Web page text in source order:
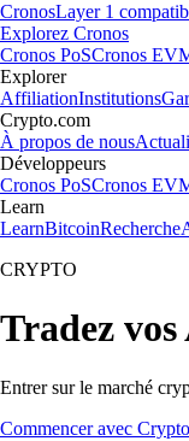
CronosLayer 1
Explorez Cronos
Cronos PoSCronos
Explorer
AffiliationInstitutions
Crypto.com
À propos de nous
Développeurs
Cronos PoSCronos
Learn
LearnBitcoinRecherche
CRYPTO
Tradez
Entrer sur le marché
Commencer avec